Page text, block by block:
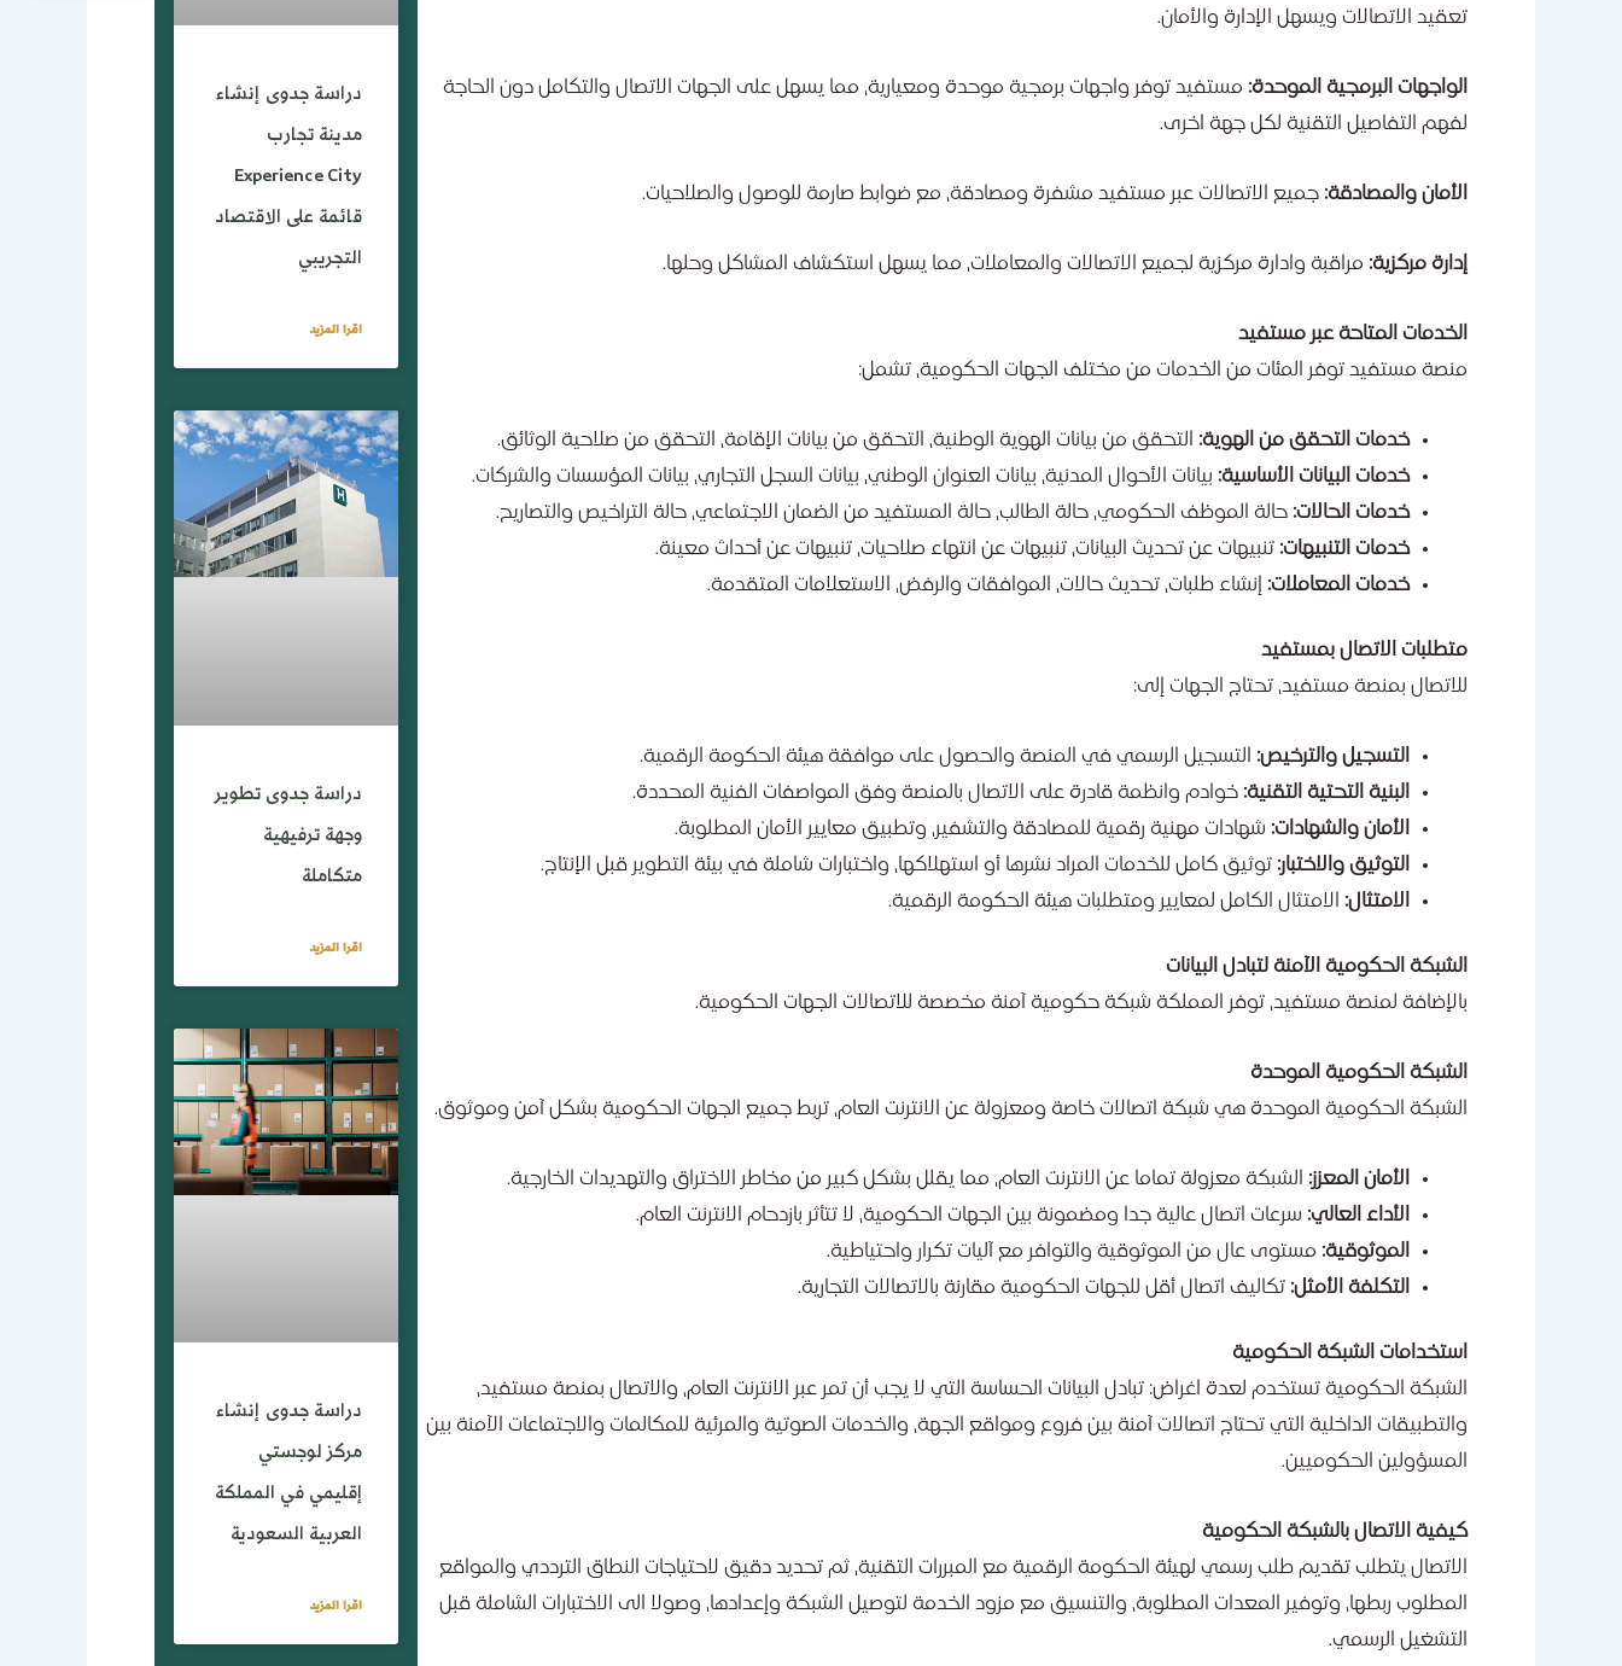
تعقيد الاتصالات ويسهل الإدارة والأمان.
الواجهات البرمجية الموحدة: مستفيد توفر واجهات برمجية موحدة ومعيارية، مما يسهل على الجهات الاتصال والتكامل دون الحاجة
لفهم التفاصيل التقنية لكل جهة اخرى.
الأمان والمصادقة: جميع الاتصالات عبر مستفيد مشفرة ومصادقة، مع ضوابط صارمة للوصول والصلاحيات.
إدارة مركزية: مراقبة وادارة مركزية لجميع الاتصالات والمعاملات، مما يسهل استكشاف المشاكل وحلها.
الخدمات المتاحة عبر مستفيد
منصة مستفيد توفر المئات من الخدمات من مختلف الجهات الحكومية، تشمل:
خدمات التحقق من الهوية: التحقق من بيانات الهوية الوطنية، التحقق من بيانات الإقامة، التحقق من صلاحية الوثائق.
خدمات البيانات الأساسية: بيانات الأحوال المدنية، بيانات العنوان الوطني، بيانات السجل التجاري، بيانات المؤسسات والشركات.
خدمات الحالات: حالة الموظف الحكومي، حالة الطالب، حالة المستفيد من الضمان الاجتماعي، حالة التراخيص والتصاريح.
خدمات التنبيهات: تنبيهات عن تحديث البيانات، تنبيهات عن انتهاء صلاحيات، تنبيهات عن أحداث معينة.
خدمات المعاملات: إنشاء طلبات، تحديث حالات، الموافقات والرفض، الاستعلامات المتقدمة.
متطلبات الاتصال بمستفيد
للاتصال بمنصة مستفيد، تحتاج الجهات إلى:
التسجيل والترخيص: التسجيل الرسمي في المنصة والحصول على موافقة هيئة الحكومة الرقمية.
البنية التحتية التقنية: خوادم وانظمة قادرة على الاتصال بالمنصة وفق المواصفات الفنية المحددة.
الأمان والشهادات: شهادات مهنية رقمية للمصادقة والتشفير، وتطبيق معايير الأمان المطلوبة.
التوثيق والاختبار: توثيق كامل للخدمات المراد نشرها أو استهلاكها، واختبارات شاملة في بيئة التطوير قبل الإنتاج.
الامتثال: الامتثال الكامل لمعايير ومتطلبات هيئة الحكومة الرقمية.
الشبكة الحكومية الآمنة لتبادل البيانات
بالإضافة لمنصة مستفيد، توفر المملكة شبكة حكومية آمنة مخصصة للاتصالات الجهات الحكومية.
الشبكة الحكومية الموحدة
الشبكة الحكومية الموحدة هي شبكة اتصالات خاصة ومعزولة عن الانترنت العام، تربط جميع الجهات الحكومية بشكل آمن وموثوق.
الأمان المعزز: الشبكة معزولة تماما عن الانترنت العام، مما يقلل بشكل كبير من مخاطر الاختراق والتهديدات الخارجية.
الأداء العالي: سرعات اتصال عالية جدا ومضمونة بين الجهات الحكومية، لا تتأثر بازدحام الانترنت العام.
الموثوقية: مستوى عال من الموثوقية والتوافر مع آليات تكرار واحتياطية.
التكلفة الأمثل: تكاليف اتصال أقل للجهات الحكومية مقارنة بالاتصالات التجارية.
استخدامات الشبكة الحكومية
الشبكة الحكومية تستخدم لعدة اغراض: تبادل البيانات الحساسة التي لا يجب أن تمر عبر الانترنت العام، والاتصال بمنصة مستفيد،
والتطبيقات الداخلية التي تحتاج اتصالات آمنة بين فروع ومواقع الجهة، والخدمات الصوتية والمرئية للمكالمات والاجتماعات الآمنة بين
المسؤولين الحكوميين.
كيفية الاتصال بالشبكة الحكومية
الاتصال يتطلب تقديم طلب رسمي لهيئة الحكومة الرقمية مع المبررات التقنية، ثم تحديد دقيق لاحتياجات النطاق الترددي والمواقع
المطلوب ربطها، وتوفير المعدات المطلوبة، والتنسيق مع مزود الخدمة لتوصيل الشبكة وإعدادها، وصولا الى الاختبارات الشاملة قبل
التشغيل الرسمي.
دراسة جدوى إنشاء
مدينة تجارب
Experience City
قائمة على الاقتصاد
التجريبي
اقرا المزيد
دراسة جدوى تطوير
وجهة ترفيهية
متكاملة
اقرا المزيد
دراسة جدوى إنشاء
مركز لوجستي
إقليمي في المملكة
العربية السعودية
اقرا المزيد